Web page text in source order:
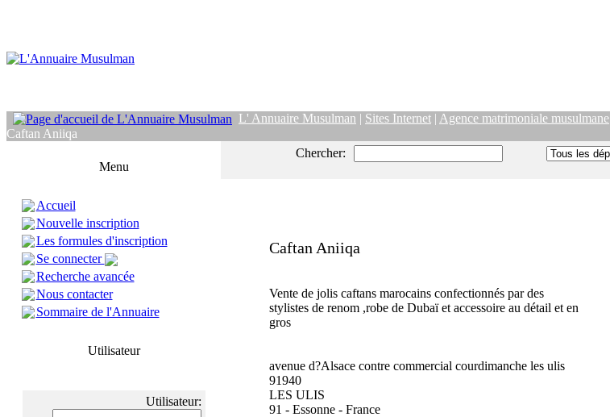
L' Annuaire Musulman | Sites Internet | Agence matrimoniale musulmane
Caftan Aniiqa
Menu
Accueil
Nouvelle inscription
Les formules d'inscription
Se connecter
Recherche avancée
Nous contacter
Sommaire de l'Annuaire
Utilisateur
Utilisateur:
Chercher:
Caftan Aniiqa
Vente de jolis caftans marocains confectionnés par des
stylistes de renom ,robe de Dubaï et accessoire au détail et en
gros
avenue d?Alsace contre commercial courdimanche les ulis
91940
LES ULIS
91 - Essonne - France